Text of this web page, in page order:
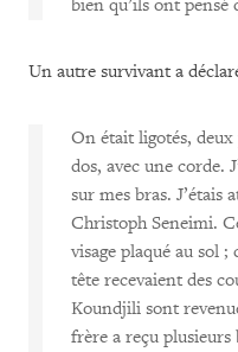
bien qu’ils ont pensé
Un autre survivant a
On était ligotés,
dos, avec une corde.
sur mes bras. J’étais
Christoph Seneimi.
visage plaqué au sol
tête recevaient des
Koundjili sont
frère a reçu plusieurs